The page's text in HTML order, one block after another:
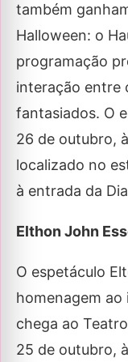
também
Halloween: o
programação
interação entre
fantasiados. O
26 de outubro,
localizado no
à entrada da
Elthon John
O espetáculo
homenagem
chega ao
25 de outubro,